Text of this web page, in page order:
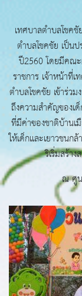
เทศบาลตำบลโชค
ตำบลโชคชัย เป็น
ปี2560 โดยมีคณ
ราชการ เจ้าหน้าที่
ตำบลโชคชัย เข้าร่ว
ถึงความสำคัญของเ
ที่มีค่าของชาติบ้านเ
ให้เด็กและเยาวชน
ริเริ่มสร้า
ณ ศูน